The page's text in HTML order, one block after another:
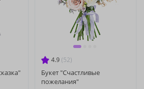
4.9 (52)
Букет "Счастливые
пожелания"